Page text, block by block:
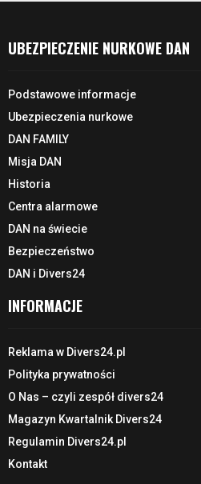
UBEZPIECZENIE NURKOWE DAN
Podstawowe informacje
Ubezpieczenia nurkowe
DAN FAMILY
Misja DAN
Historia
Centra alarmowe
DAN na świecie
Bezpieczeństwo
DAN i Divers24
INFORMACJE
Reklama w Divers24.pl
Polityka prywatności
O Nas – czyli zespół divers24
Magazyn Kwartalnik Divers24
Regulamin Divers24.pl
Kontakt